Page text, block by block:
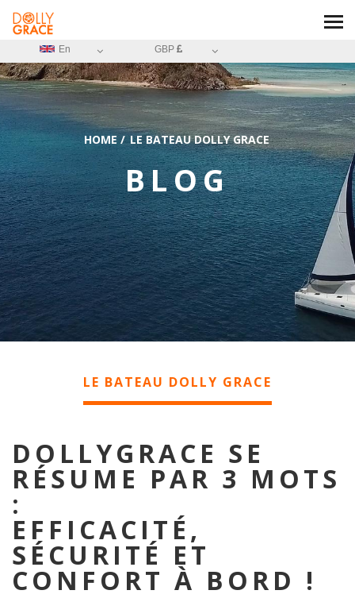
En GBP
HOME / LE BATEAU DOLLY GRACE
BLOG
LE BATEAU DOLLY GRACE
DOLLYGRACE SE
RÉSUME PAR 3 MOTS
:
EFFICACITÉ,
SÉCURITÉ ET
CONFORT À BORD !